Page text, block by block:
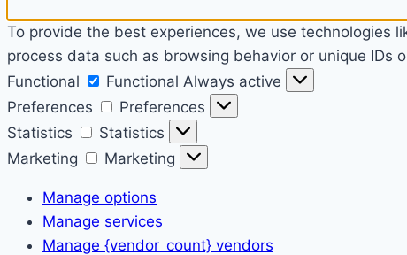
To provide the best experiences, we use technologies
process data such as browsing behavior or unique
Functional
Functional Always active
Preferences
Preferences
Statistics
Statistics
Marketing
Marketing
Manage options
Manage services
Manage {vendor_count} vendors